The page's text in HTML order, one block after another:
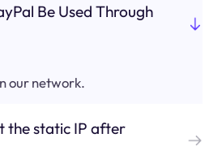
Be Used Through
our network.
the static IP after